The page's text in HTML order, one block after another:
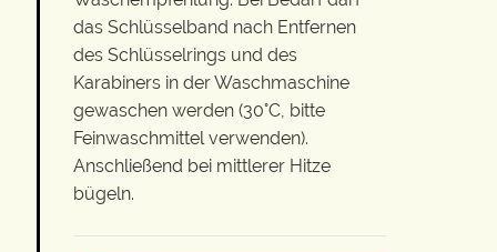
das Schlüsselband nach Entfernen
des Schlüsselrings und des
Karabiners in der Waschmaschine
gewaschen werden (30°C, bitte
Feinwaschmittel verwenden).
Anschließend bei mittlerer Hitze
bügeln.